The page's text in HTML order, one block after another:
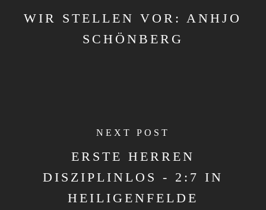
WIR STELLEN VOR: ANHJO
SCHÖNBERG
NEXT POST
ERSTE HERREN
DISZIPLINLOS - 2:7 IN
HEILIGENFELDE